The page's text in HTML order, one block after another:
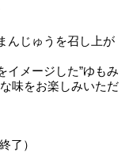
んじゅうを召し上が
イメージした”ゆもみ
味をお楽しみいただ
了）